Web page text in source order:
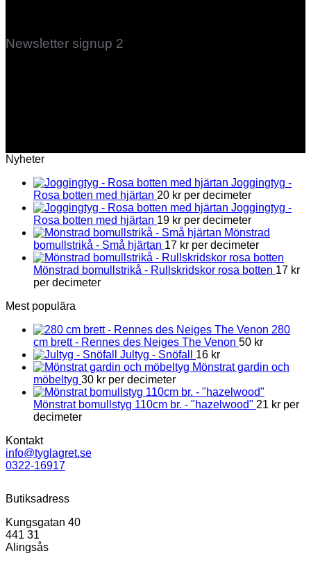
Newsletter signup 2
Nyheter
Joggingtyg -
Rosa botten med hjärtan 20 kr per decimeter
Joggingtyg -
Rosa botten med hjärtan 19 kr per decimeter
Mönstrad
bomullstrikå - Små hjärtan 17 kr per decimeter
Mönstrad bomullstrikå - Rullskridskor rosa botten 17 kr
per decimeter
Mest populära
280
cm brett - Rennes des Neiges The Venon 50 kr
Jultyg - Snöfall
16 kr
Mönstrat gardin och
möbeltyg 30 kr per decimeter
Mönstrat bomullstyg 110cm br. - "hazelwood" 21 kr per
decimeter
Kontakt
info@tyglagret.se
0322-16917
Butiksadress
Kungsgatan 40
441 31
Alingsås